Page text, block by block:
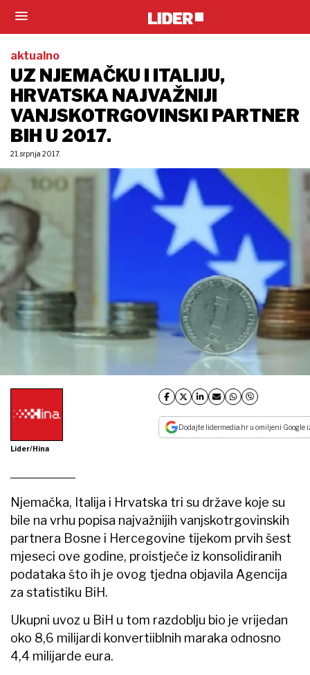
aktualno
UZ NJEMAČKU I ITALIJU,
HRVATSKA NAJVAŽNIJI
VANJSKOTRGOVINSKI PARTNER
BIH U 2017.
21. srpnja 2017.
Lider/Hina
Dodajte lidermedia.hr u omiljeni Google
Njemačka, Italija i Hrvatska tri su države koje su
bile na vrhu popisa najvažnijih vanjskotrgovinskih
partnera Bosne i Hercegovine tijekom prvih šest
mjeseci ove godine, proistječe iz konsolidiranih
podataka što ih je ovog tjedna objavila Agencija
za statistiku BiH.
Ukupni uvoz u BiH u tom razdoblju bio je vrijedan
oko 8,6 milijardi konvertiiblnih maraka odnosno
4,4 milijarde eura.